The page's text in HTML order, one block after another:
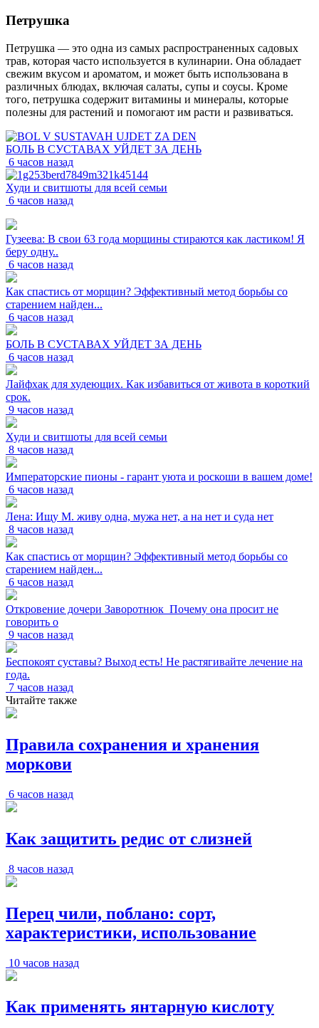
Петрушка
Петрушка — это одна из самых распространенных садовых
трав, которая часто используется в кулинарии. Она обладает
свежим вкусом и ароматом, и может быть использована в
различных блюдах, включая салаты, супы и соусы. Кроме
того, петрушка содержит витамины и минералы, которые
полезны для растений и помогают им расти и развиваться.
БОЛЬ В СУСТАВАХ УЙДЕТ ЗА ДЕНЬ
6 часов назад
Худи и свитшоты для всей семьи
6 часов назад
Гузеева: В свои 63 года морщины стираются как ластиком! Я
беру одну..
6 часов назад
Как спастись от морщин? Эффективный метод борьбы со
старением найден...
6 часов назад
БОЛЬ В СУСТАВАХ УЙДЕТ ЗА ДЕНЬ
6 часов назад
Лайфхак для худеющих. Как избавиться от живота в короткий
срок.
9 часов назад
Худи и свитшоты для всей семьи
8 часов назад
Императорские пионы - гарант уюта и роскоши в вашем доме!
6 часов назад
Лена: Ищу М. живу одна, мужа нет, а на нет и суда нет
8 часов назад
Как спастись от морщин? Эффективный метод борьбы со
старением найден...
6 часов назад
Откровение дочери Заворотнюк_Почему она просит не
говорить о
9 часов назад
Беспокоят суставы? Выход есть! Не растягивайте лечение на
года.
7 часов назад
Читайте также
Правила сохранения и хранения
моркови
6 часов назад
Как защитить редис от слизней
8 часов назад
Перец чили, поблано: сорт,
характеристики, использование
10 часов назад
Как применять янтарную кислоту